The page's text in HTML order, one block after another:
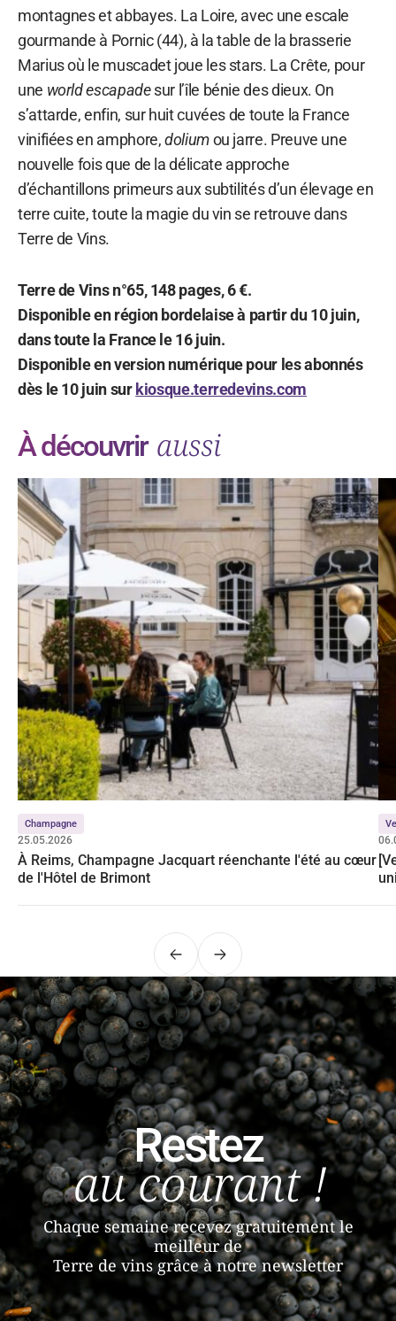
montagnes et abbayes. La Loire, avec une escale
gourmande à Pornic (44), à la table de la brasserie
Marius où le muscadet joue les stars. La Crête, pour
une world escapadesur l’île bénie des dieux. On
s’attarde, enfin, sur huit cuvées de toute la France
vinifiées en amphore,doliumou jarre. Preuve une
nouvelle fois que de la délicate approche
d’échantillons primeurs aux subtilités d’un élevage en
terre cuite, toute la magie du vin se retrouve dans
Terre de Vins.
Terre de Vins n°65, 148 pages, 6 €.
Disponible en région bordelaise à partir du 10 juin,
dans toute la France le 16 juin.
Disponible en version numérique pour les abonnés
dès le 10 juin sur kiosque.terredevins.com
À découvrir aussi
Champagne
25.05.2026
À Reims, Champagne Jacquart réenchante l'été au cœur
de l'Hôtel de Brimont
PrécédentSuivant
Restez
au courant !
Chaque semaine recevez gratuitement le
meilleur de
Terre de vins grâce à notre newsletter